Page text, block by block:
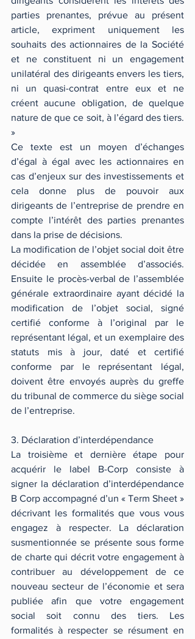
parties prenantes, prévue au présent
article, expriment uniquement les
souhaits des actionnaires de la Société
et ne constituent ni un engagement
unilatéral des dirigeants envers les tiers,
ni un quasi-contrat entre eux et ne
créent aucune obligation, de quelque
nature de que ce soit, à l’égard des tiers.
»
Ce texte est un moyen d’échanges
d’égal à égal avec les actionnaires en
cas d’enjeux sur des investissements et
cela donne plus de pouvoir aux
dirigeants de l’entreprise de prendre en
compte l’intérêt des parties prenantes
dans la prise de décisions.
La modification de l’objet social doit être
décidée en assemblée d’associés.
Ensuite le procès-verbal de l’assemblée
générale extraordinaire ayant décidé la
modification de l’objet social, signé
certifié conforme à l’original par le
représentant légal, et un exemplaire des
statuts mis à jour, daté et certifié
conforme par le représentant légal,
doivent être envoyés auprès du greffe
du tribunal de commerce du siège social
de l’entreprise.
3. Déclaration d’interdépendance
La troisième et dernière étape pour
acquérir le label B-Corp consiste à
signer la déclaration d’interdépendance
B Corp accompagné d’un « Term Sheet »
décrivant les formalités que vous vous
engagez à respecter. La déclaration
susmentionnée se présente sous forme
de charte qui décrit votre engagement à
contribuer au développement de ce
nouveau secteur de l’économie et sera
publiée afin que votre engagement
social soit connu des tiers. Les
formalités à respecter se résument en